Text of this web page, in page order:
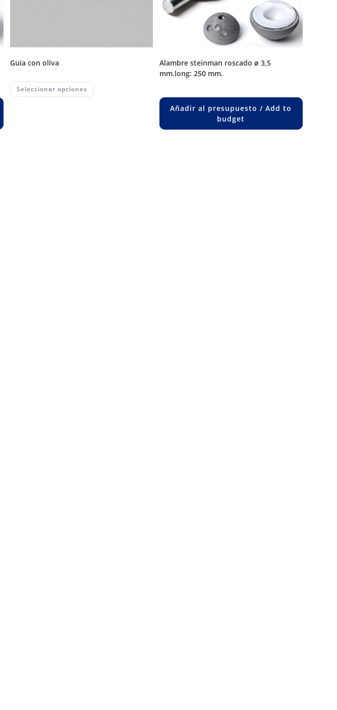
guia con oliva
Seleccionar opciones This
alambre steinman roscado ø 3,5
mm.long: 250 mm.
Añadir al presupuesto / Add to
budget